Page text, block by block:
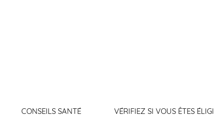
CONSEILS SANTÉ VÉRIFIEZ SI VOUS ÊTES